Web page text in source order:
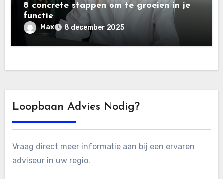
8 concrete stappen om te groeien in je
functie
Max 8 december 2025
Loopbaan Advies Nodig?
Vraag direct meer informatie aan bij een ervaren
adviseur in uw regio.